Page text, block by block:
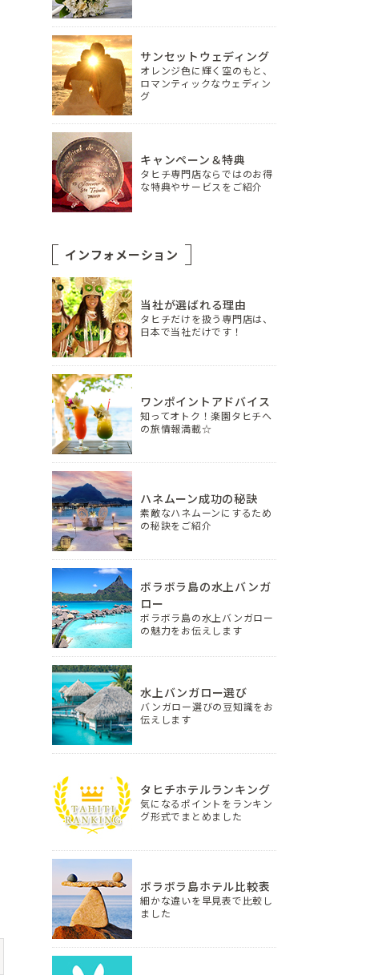
サンセットウェディング
オレンジ色に輝く空のもと、
ロマンティックなウェディン
グ
キャンペーン＆特典
タヒチ専門店ならではのお得
な特典やサービスをご紹介
インフォメーション
当社が選ばれる理由
タヒチだけを扱う専門店は、
日本で当社だけです！
ワンポイントアドバイス
知ってオトク！楽園タヒチへ
の旅情報満載☆
ハネムーン成功の秘訣
素敵なハネムーンにするため
の秘訣をご紹介
ボラボラ島の水上バンガ
ロー
ボラボラ島の水上バンガロー
の魅力をお伝えします
水上バンガロー選び
バンガロー選びの豆知識をお
伝えします
タヒチホテルランキング
気になるポイントをランキン
グ形式でまとめました
ボラボラ島ホテル比較表
細かな違いを早見表で比較し
ました